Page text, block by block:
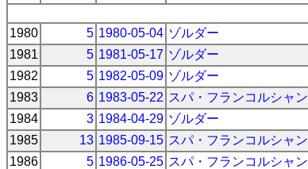
1980
5 1980-05-04 ゾルダー
1981
5 1981-05-17 ゾルダー
1982
5 1982-05-09 ゾルダー
1983
6 1983-05-22 スパ・フランコルシャン
1984
3 1984-04-29 ゾルダー
1985
13 1985-09-15 スパ・フランコルシャン
1986
5 1986-05-25 スパ・フランコルシャン